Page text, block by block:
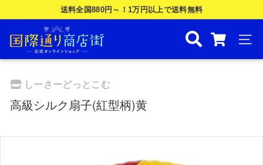
to
ド
を
止
送料全国880円～！1万円以上で送料無料
国
際
通
り
商
店
街
ナビ
しーさーどっとこむ
高級シルク扇子(紅型柄)黄